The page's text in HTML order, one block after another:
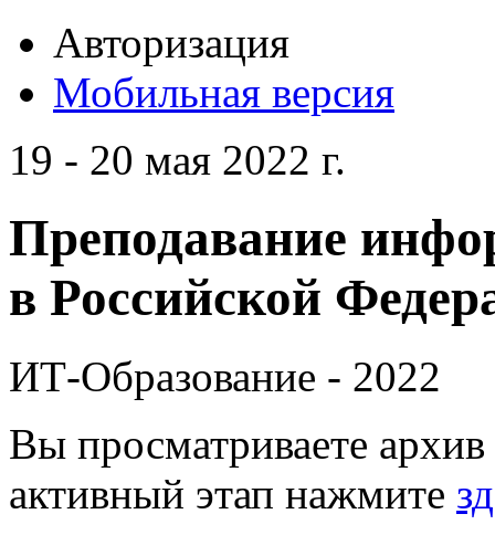
Авторизация
Мобильная версия
19 - 20 мая 2022 г.
Преподавание
в Российской
ИТ-Образование - 2022
Вы просматриваете
активный этап нажмите